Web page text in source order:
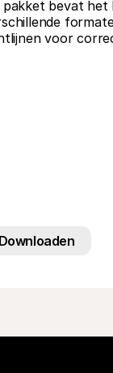
pakket bevat het
voor
Downloaden